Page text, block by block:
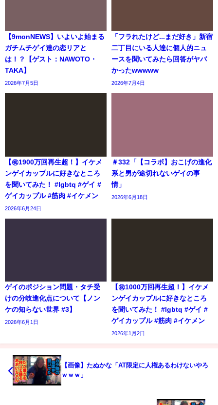
【9monNEWS】いよいよ始まる
ガチムチゲイ達の恋リアと
は！？【ゲスト：NAWOTO・
TAKA】
2026年7月5日
「フラれたけど...まだ好き」新宿
二丁目にいる人達に個人的ニュ
ースを聞いてみたら回答がヤバ
かったwwwww
2026年7月4日
【㊗️1900万回再生超！】イケメ
ンゲイカップルに好きなところ
を聞いてみた！ #lgbtq #ゲイ #
ゲイカップル #筋肉 #イケメン
2026年6月24日
＃332「【コラボ】おこげの進化
系と男が途切れないゲイの事
情」
2026年6月18日
ゲイのポジション問題・タチ受
けの分岐進化点について【ノン
ケの知らない世界 #3】
2026年6月1日
【㊗️1000万回再生超！】イケメ
ンゲイカップルに好きなところ
を聞いてみた！ #lgbtq #ゲイ #
ゲイカップル #筋肉 #イケメン
2026年1月2日
【画像】たぬかな「AT限定に人権あるわけないやろ
ｗｗｗ」